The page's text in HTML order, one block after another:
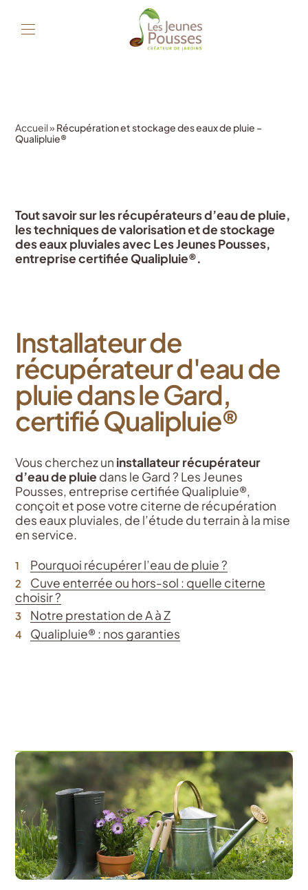
Accueil» Récupération et stockage des eaux de pluie –
Qualipluie®
Tout savoir sur les récupérateurs d’eau de pluie,
les techniques de valorisation et de stockage
des eaux pluviales avec Les Jeunes Pousses,
entreprise certifiée Qualipluie®.
Installateur de
récupérateur d'eau de
pluie dans le Gard,
certifié Qualipluie®
Vous cherchez un installateur récupérateur
d’eau de pluie dans le Gard ? Les Jeunes
Pousses, entreprise certifiée Qualipluie®,
conçoit et pose votre citerne de récupération
des eaux pluviales, de l’étude du terrain à la mise
en service.
Pourquoi récupérer l’eau de pluie ?
Cuve enterrée ou hors-sol : quelle citerne
choisir ?
Notre prestation de A à Z
Qualipluie® : nos garanties